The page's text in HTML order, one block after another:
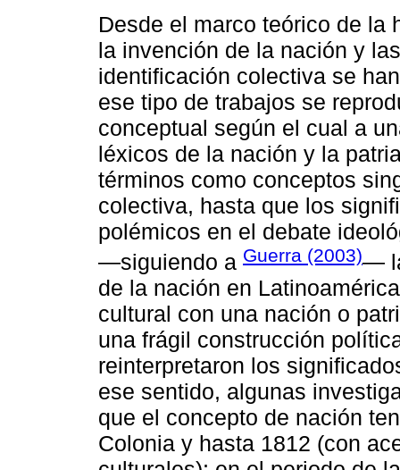
Desde el marco teórico de la
la invención de la nación y
identificación colectiva se
ese tipo de trabajos se
conceptual según el cual a
léxicos de la nación y la
términos como conceptos
colectiva, hasta que los
polémicos en el debate
―siguiendo a Guerra (2003)―
de la nación en
cultural con una nación o
una frágil construcción
reinterpretaron los
ese sentido, algunas
que el concepto de nación
Colonia y hasta 1812 (con